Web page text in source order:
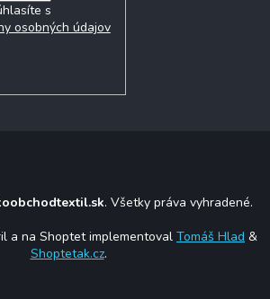
s
osobných údajov
. Všetky práva vyhradené.
a na Shoptet implementoval Tomáš Hlad &
Shoptetak.cz.